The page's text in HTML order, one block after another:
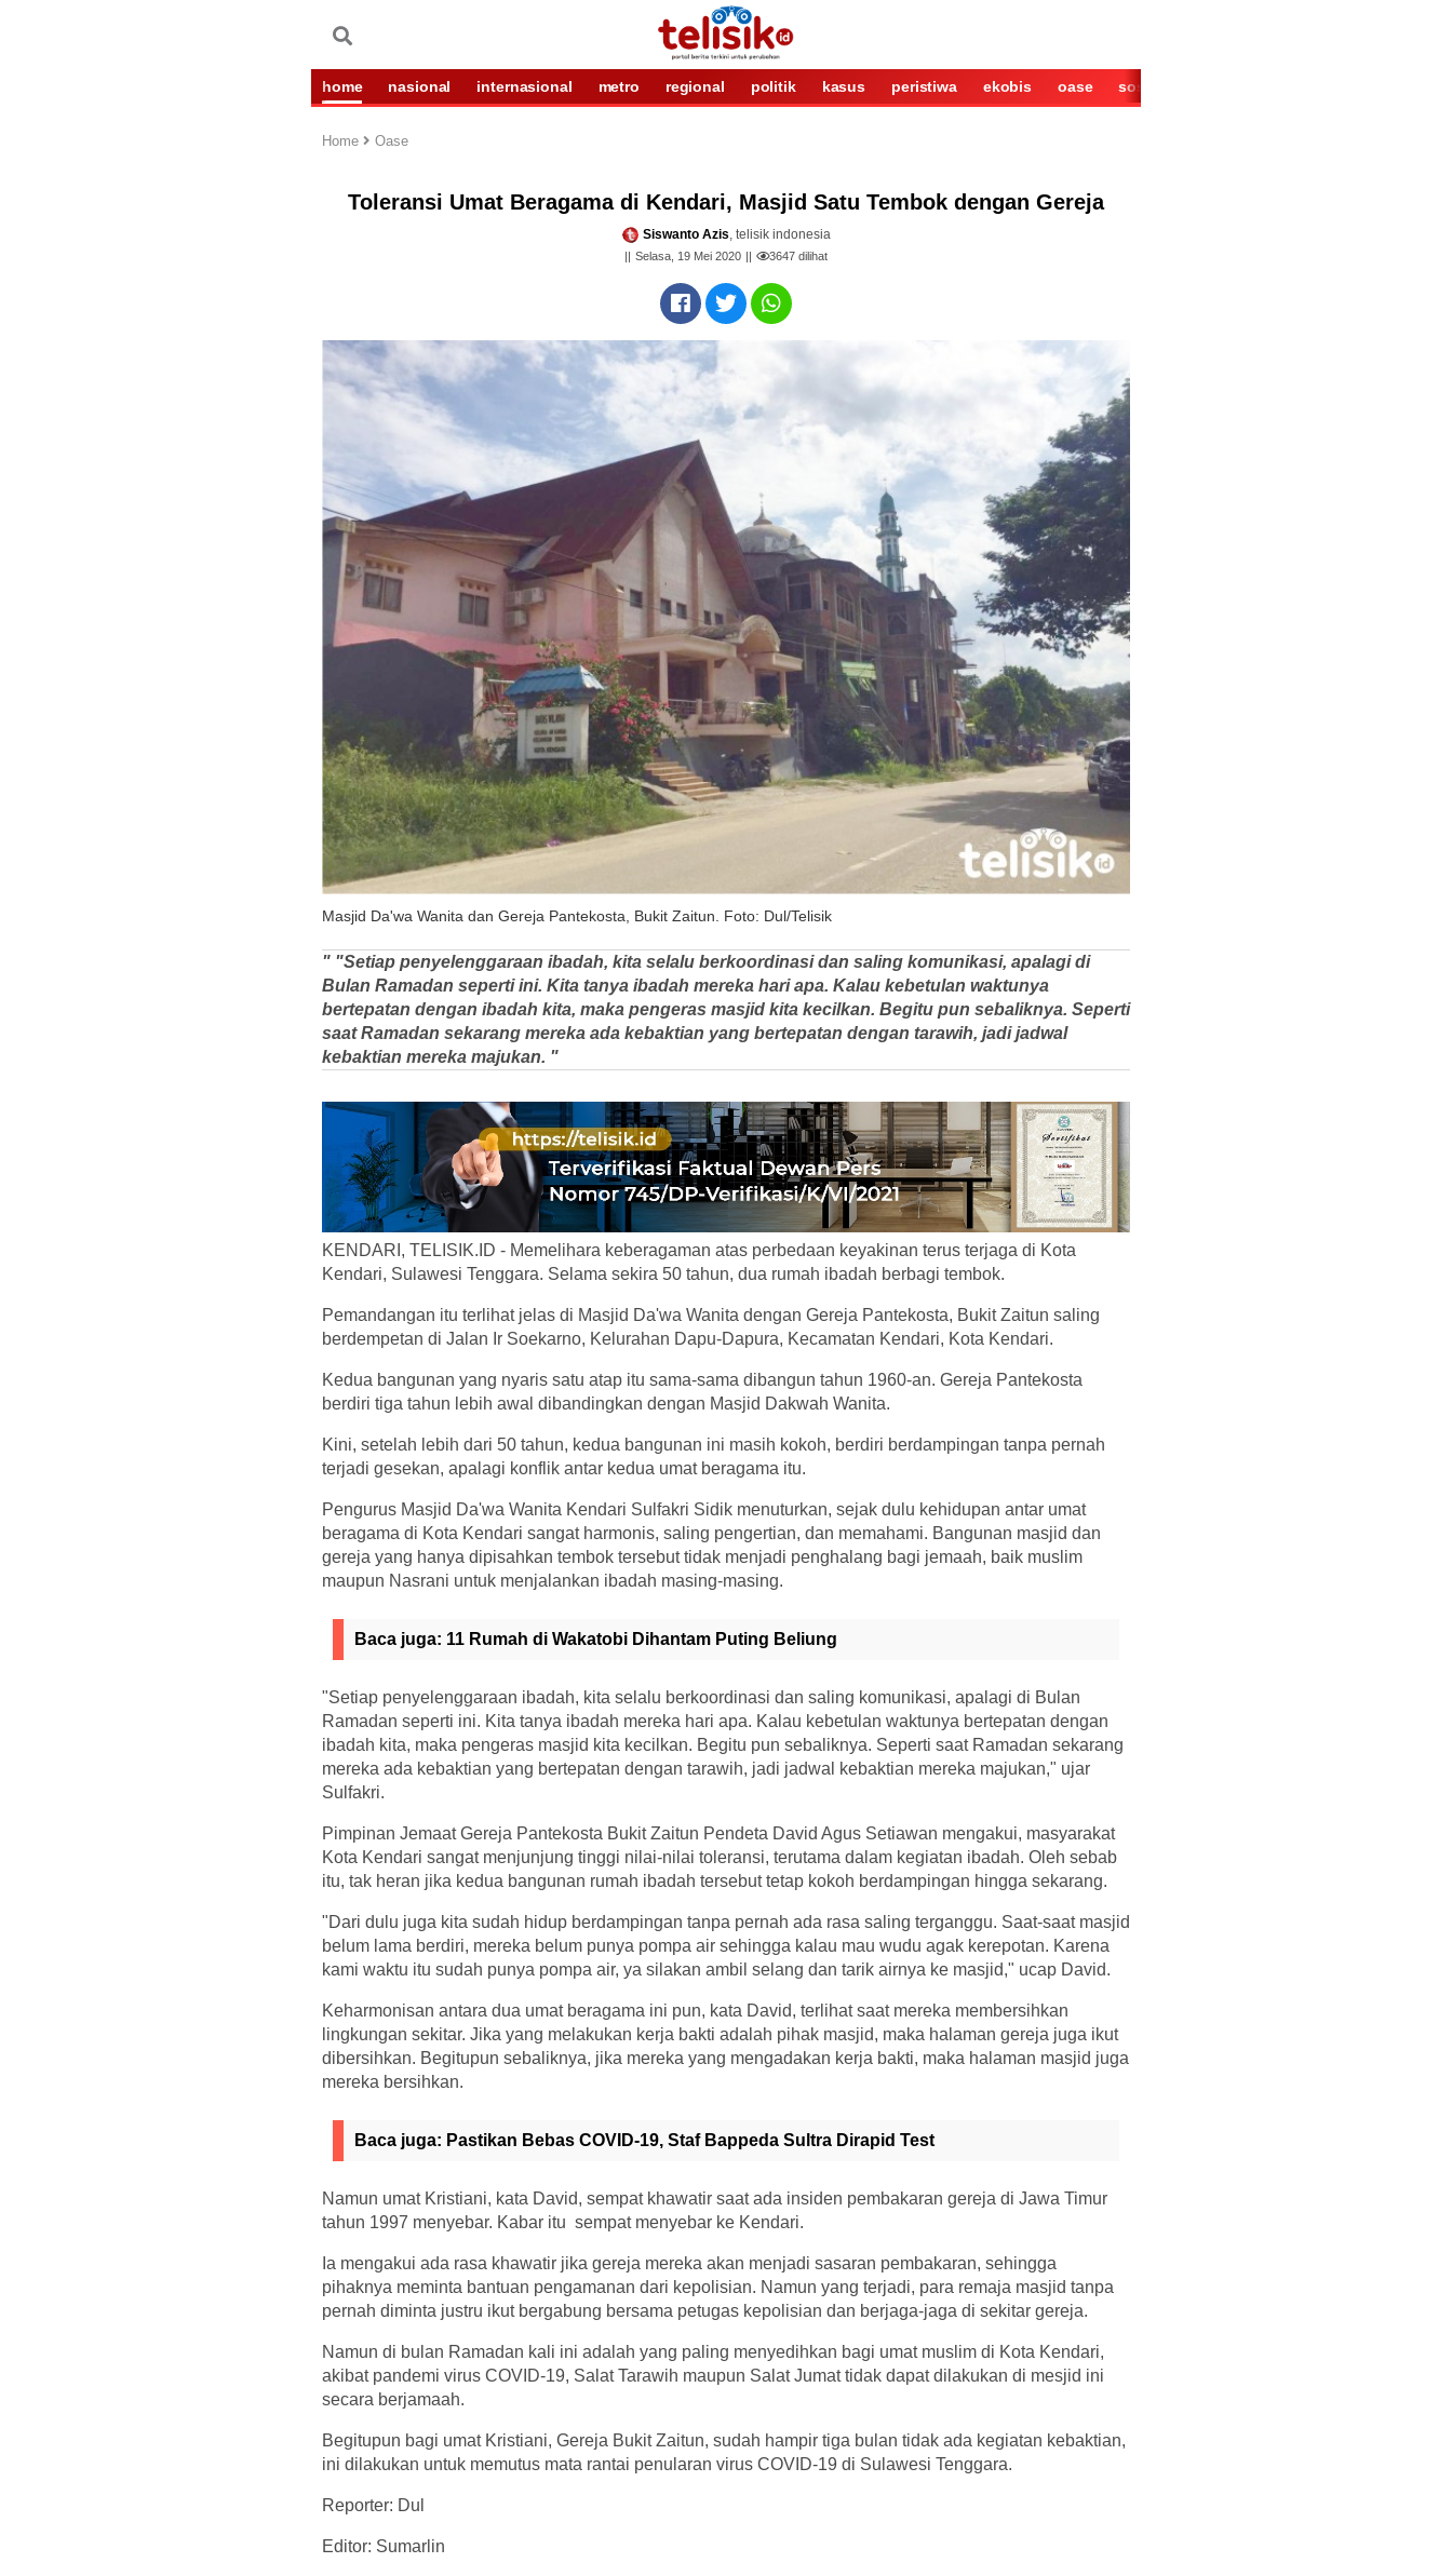
home nasional internasional metro regional politik kasus peristiwa ekobis oase sosok
Home Oase
Toleransi Umat Beragama di Kendari, Masjid Satu Tembok dengan Gereja
Siswanto Azis, telisik indonesia
Selasa, 19 Mei 2020 3647 dilihat
Masjid Da'wa Wanita dan Gereja Pantekosta, Bukit Zaitun. Foto: Dul/Telisik
" "Setiap penyelenggaraan ibadah, kita selalu berkoordinasi dan saling komunikasi, apalagi di
Bulan Ramadan seperti ini. Kita tanya ibadah mereka hari apa. Kalau kebetulan waktunya
bertepatan dengan ibadah kita, maka pengeras masjid kita kecilkan. Begitu pun sebaliknya. Seperti
saat Ramadan sekarang mereka ada kebaktian yang bertepatan dengan tarawih, jadi jadwal
kebaktian mereka majukan. "
KENDARI, TELISIK.ID - Memelihara keberagaman atas perbedaan keyakinan terus terjaga di Kota
Kendari, Sulawesi Tenggara. Selama sekira 50 tahun, dua rumah ibadah berbagi tembok.
Pemandangan itu terlihat jelas di Masjid Da'wa Wanita dengan Gereja Pantekosta, Bukit Zaitun saling
berdempetan di Jalan Ir Soekarno, Kelurahan Dapu-Dapura, Kecamatan Kendari, Kota Kendari.
Kedua bangunan yang nyaris satu atap itu sama-sama dibangun tahun 1960-an. Gereja Pantekosta
berdiri tiga tahun lebih awal dibandingkan dengan Masjid Dakwah Wanita.
Kini, setelah lebih dari 50 tahun, kedua bangunan ini masih kokoh, berdiri berdampingan tanpa pernah
terjadi gesekan, apalagi konflik antar kedua umat beragama itu.
Pengurus Masjid Da'wa Wanita Kendari Sulfakri Sidik menuturkan, sejak dulu kehidupan antar umat
beragama di Kota Kendari sangat harmonis, saling pengertian, dan memahami. Bangunan masjid dan
gereja yang hanya dipisahkan tembok tersebut tidak menjadi penghalang bagi jemaah, baik muslim
maupun Nasrani untuk menjalankan ibadah masing-masing.
Baca juga: 11 Rumah di Wakatobi Dihantam Puting Beliung
"Setiap penyelenggaraan ibadah, kita selalu berkoordinasi dan saling komunikasi, apalagi di Bulan
Ramadan seperti ini. Kita tanya ibadah mereka hari apa. Kalau kebetulan waktunya bertepatan dengan
ibadah kita, maka pengeras masjid kita kecilkan. Begitu pun sebaliknya. Seperti saat Ramadan sekarang
mereka ada kebaktian yang bertepatan dengan tarawih, jadi jadwal kebaktian mereka majukan," ujar
Sulfakri.
Pimpinan Jemaat Gereja Pantekosta Bukit Zaitun Pendeta David Agus Setiawan mengakui, masyarakat
Kota Kendari sangat menjunjung tinggi nilai-nilai toleransi, terutama dalam kegiatan ibadah. Oleh sebab
itu, tak heran jika kedua bangunan rumah ibadah tersebut tetap kokoh berdampingan hingga sekarang.
"Dari dulu juga kita sudah hidup berdampingan tanpa pernah ada rasa saling terganggu. Saat-saat masjid
belum lama berdiri, mereka belum punya pompa air sehingga kalau mau wudu agak kerepotan. Karena
kami waktu itu sudah punya pompa air, ya silakan ambil selang dan tarik airnya ke masjid," ucap David.
Keharmonisan antara dua umat beragama ini pun, kata David, terlihat saat mereka membersihkan
lingkungan sekitar. Jika yang melakukan kerja bakti adalah pihak masjid, maka halaman gereja juga ikut
dibersihkan. Begitupun sebaliknya, jika mereka yang mengadakan kerja bakti, maka halaman masjid juga
mereka bersihkan.
Baca juga: Pastikan Bebas COVID-19, Staf Bappeda Sultra Dirapid Test
Namun umat Kristiani, kata David, sempat khawatir saat ada insiden pembakaran gereja di Jawa Timur
tahun 1997 menyebar. Kabar itu sempat menyebar ke Kendari.
Ia mengakui ada rasa khawatir jika gereja mereka akan menjadi sasaran pembakaran, sehingga
pihaknya meminta bantuan pengamanan dari kepolisian. Namun yang terjadi, para remaja masjid tanpa
pernah diminta justru ikut bergabung bersama petugas kepolisian dan berjaga-jaga di sekitar gereja.
Namun di bulan Ramadan kali ini adalah yang paling menyedihkan bagi umat muslim di Kota Kendari,
akibat pandemi virus COVID-19, Salat Tarawih maupun Salat Jumat tidak dapat dilakukan di mesjid ini
secara berjamaah.
Begitupun bagi umat Kristiani, Gereja Bukit Zaitun, sudah hampir tiga bulan tidak ada kegiatan kebaktian,
ini dilakukan untuk memutus mata rantai penularan virus COVID-19 di Sulawesi Tenggara.
Reporter: Dul
Editor: Sumarlin